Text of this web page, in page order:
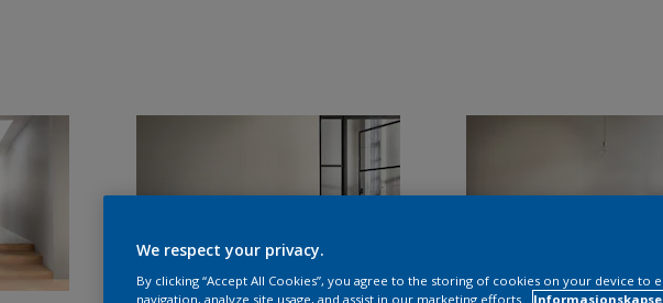
We respect your privacy.
By clicking “Accept All Cookies”, you agree to the storing of cookies on your device to
navigation, analyze site usage, and assist in our marketing efforts.